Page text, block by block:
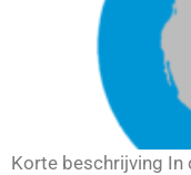
Korte beschrijving In